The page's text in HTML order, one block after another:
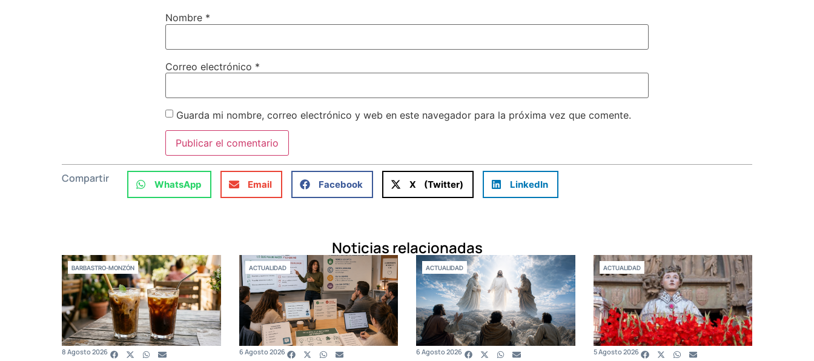
Nombre *
Correo electrónico *
Guarda mi nombre, correo electrónico y web en este navegador para la próxima vez que comente.
Compartir WhatsApp Email Facebook X (Twitter) LinkedIn
Noticias relacionadas
BARBASTRO-MONZÓN
8 Agosto 2026
ACTUALIDAD
6 Agosto 2026
ACTUALIDAD
6 Agosto 2026
ACTUALIDAD
5 Agosto 2026